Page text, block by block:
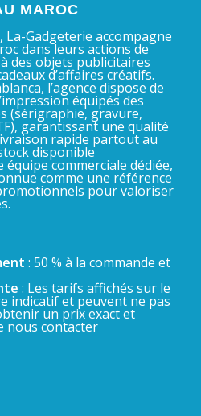
MAROC
La-Gadgeterie accompagne
dans leurs actions de
des objets publicitaires
d’affaires créatifs.
l’agence dispose de
équipés des
(sérigraphie, gravure,
garantissant une qualité
rapide partout au
disponible
commerciale dédiée,
comme une référence
pour valoriser
: 50 % à la commande et
: Les tarifs affichés sur le
indicatif et peuvent ne pas
un prix exact et
nous contacter